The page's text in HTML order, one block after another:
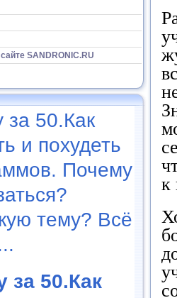
SANDRONIC.RU
за 50.Как
и похудеть
Почему
тему? Всё
за 50.Как
к